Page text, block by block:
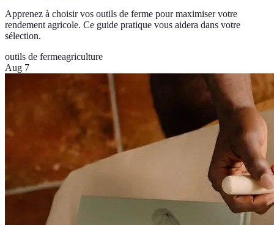
Apprenez à choisir vos outils de ferme pour maximiser votre
rendement agricole. Ce guide pratique vous aidera dans votre
sélection.
outils de fermeagriculture
Aug 7